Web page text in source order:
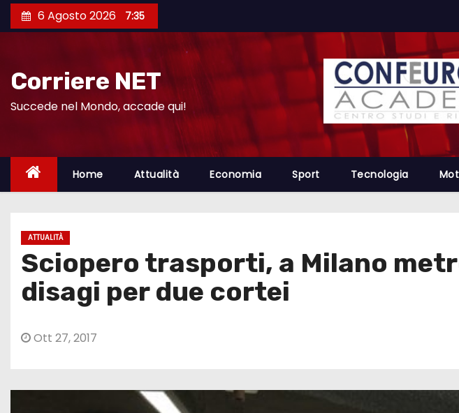
a
6 Agosto 2026 7:35
Corriere NET
Succede nel Mondo, accade qui!
Home Attualità Economia Sport Tecnologia
ATTUALITÀ
Sciopero trasporti, a Milano
disagi per due cortei
Ott 27, 2017